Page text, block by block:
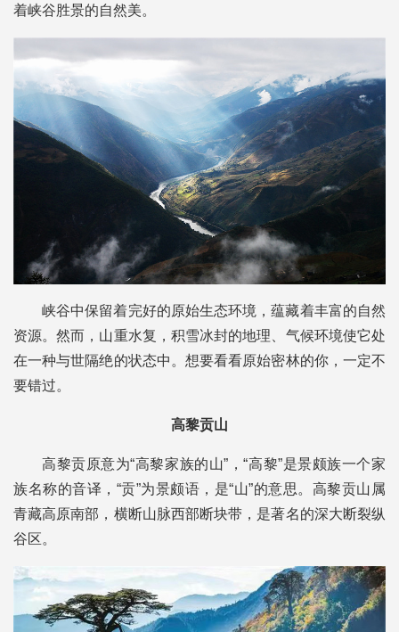
着峡谷胜景的自然美。
峡谷中保留着完好的原始生态环境，蕴藏着丰富的自然
资源。然而，山重水复，积雪冰封的地理、气候环境使它处
在一种与世隔绝的状态中。想要看看原始密林的你，一定不
要错过。
高黎贡山
高黎贡原意为“高黎家族的山”，“高黎”是景颇族一个家
族名称的音译，“贡”为景颇语，是“山”的意思。高黎贡山属
青藏高原南部，横断山脉西部断块带，是著名的深大断裂纵
谷区。